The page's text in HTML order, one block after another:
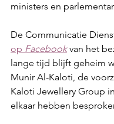
ministers en
De Communicatie
op Facebook van het
lange tijd blijft geheim
Munir Al-Kaloti, de
Kaloti Jewellery Group
elkaar hebben